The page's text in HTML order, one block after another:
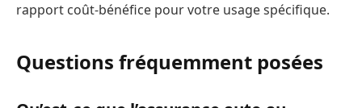
rapport coût-bénéfice pour votre usage spécifique.
Questions fréquemment posées